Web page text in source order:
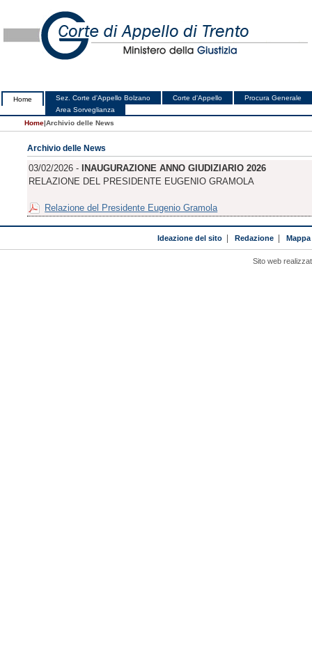
Home Sez. Corte d'Appello Bolzano Corte d'Appello
Procura Generale
Area Sorveglianza
Home|Archivio delle News
Archivio delle News
03/02/2026 -
INAUGURAZIONE ANNO GIUDIZIARIO 2026
RELAZIONE DEL PRESIDENTE EUGENIO GRAMOLA
Relazione del Presidente Eugenio Gramola
Ideazione del sito| Redazione|
Sito web